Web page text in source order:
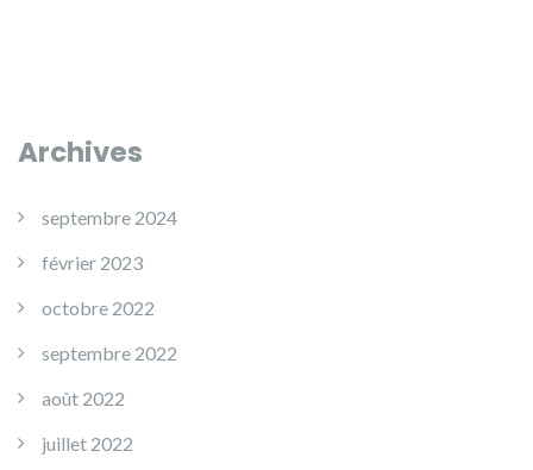
Archives
septembre 2024
février 2023
octobre 2022
septembre 2022
août 2022
juillet 2022